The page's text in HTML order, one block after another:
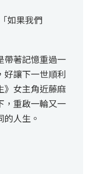
如果我們
帶著記憶重過一
好讓下一世順利
》女主角近藤麻
，重啟一輪又一
人生。